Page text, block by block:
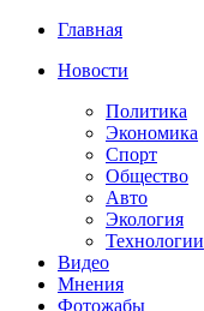
Главная
Новости
Политика
Экономика
Спорт
Общество
Авто
Экология
Технологии
Видео
Мнения
Фотожабы